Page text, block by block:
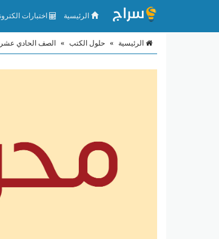
الرئيسية اختبارات
الرئيسية » حلول الكتب » الصف الحادي